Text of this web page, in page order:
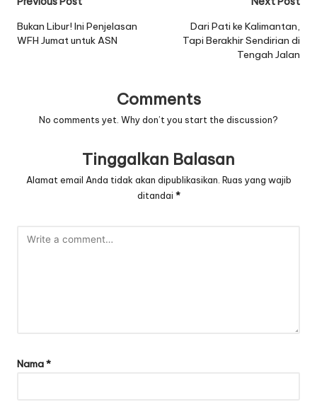
navigation
Bukan Libur! Ini Penjelasan
WFH Jumat untuk ASN
Dari Pati ke Kalimantan,
Tapi Berakhir Sendirian di
Tengah Jalan
Comments
No comments yet. Why don’t you start the discussion?
Tinggalkan Balasan
Alamat email Anda tidak akan dipublikasikan. Ruas yang wajib
ditandai *
Nama*